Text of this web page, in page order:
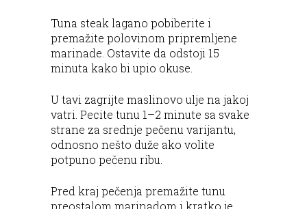
Tuna steak lagano pobiberite i
premažite polovinom pripremljene
marinade. Ostavite da odstoji 15
minuta kako bi upio okuse.
U tavi zagrijte maslinovo ulje na jakoj
vatri. Pecite tunu 1–2 minute sa svake
strane za srednje pečenu varijantu,
odnosno nešto duže ako volite
potpuno pečenu ribu.
Pred kraj pečenja premažite tunu